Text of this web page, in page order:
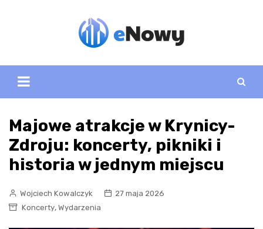
Majowe atrakcje w Krynicy-
Zdroju: koncerty, pikniki i
historia w jednym miejscu
Wojciech Kowalczyk
27 maja 2026
Koncerty, Wydarzenia